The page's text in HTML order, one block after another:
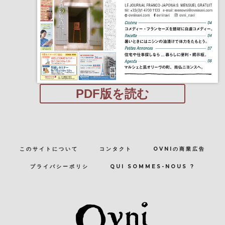
PDF版を読む
このサイトについて コンタクト OVNIの商業広告
プライバシーポリシ QUI SOMMES-NOUS ?